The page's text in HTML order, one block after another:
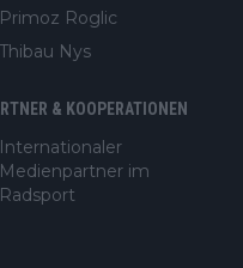
Primoz Roglic
Thibau Nys
& KOOPERATIONEN
Internationaler
Medienpartner im
Radsport